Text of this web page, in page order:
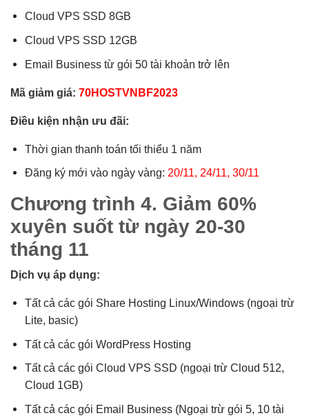
Cloud VPS SSD 8GB
Cloud VPS SSD 12GB
Email Business từ gói 50 tài khoản trở lên
Mã giảm giá: 70HOSTVNBF2023
Điều kiện nhận ưu đãi:
Thời gian thanh toán tối thiểu 1 năm
Đăng ký mới vào ngày vàng: 20/11, 24/11, 30/11
Chương trình 4. Giảm 60%
xuyên suốt từ ngày 20-30
tháng 11
Dịch vụ áp dụng:
Tất cả các gói Share Hosting Linux/Windows (ngoại trừ
Lite, basic)
Tất cả các gói WordPress Hosting
Tất cả các gói Cloud VPS SSD (ngoại trừ Cloud 512,
Cloud 1GB)
Tất cả các gói Email Business (Ngoại trừ gói 5, 10 tài